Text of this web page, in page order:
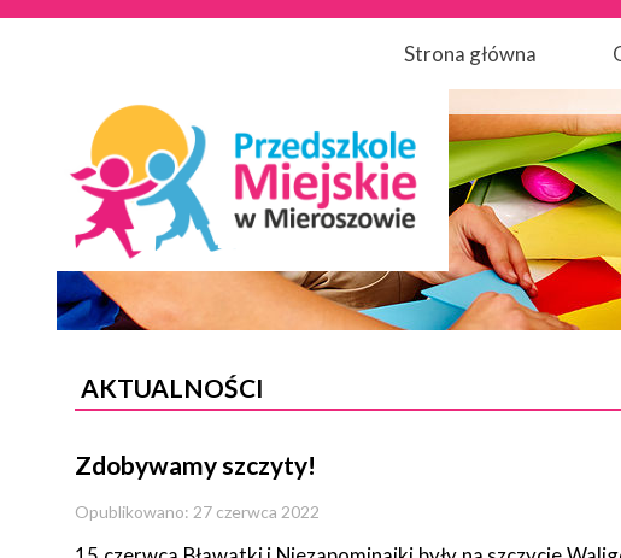
Strona główna
AKTUALNOŚCI
Zdobywamy szczyty!
Opublikowano: 27 czerwca 2022